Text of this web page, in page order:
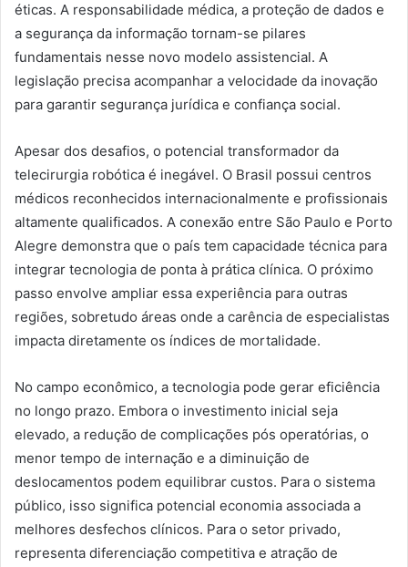
éticas. A responsabilidade médica, a proteção de dados e
a segurança da informação tornam-se pilares
fundamentais nesse novo modelo assistencial. A
legislação precisa acompanhar a velocidade da inovação
para garantir segurança jurídica e confiança social.
Apesar dos desafios, o potencial transformador da
telecirurgia robótica é inegável. O Brasil possui centros
médicos reconhecidos internacionalmente e profissionais
altamente qualificados. A conexão entre São Paulo e Porto
Alegre demonstra que o país tem capacidade técnica para
integrar tecnologia de ponta à prática clínica. O próximo
passo envolve ampliar essa experiência para outras
regiões, sobretudo áreas onde a carência de especialistas
impacta diretamente os índices de mortalidade.
No campo econômico, a tecnologia pode gerar eficiência
no longo prazo. Embora o investimento inicial seja
elevado, a redução de complicações pós operatórias, o
menor tempo de internação e a diminuição de
deslocamentos podem equilibrar custos. Para o sistema
público, isso significa potencial economia associada a
melhores desfechos clínicos. Para o setor privado,
representa diferenciação competitiva e atração de